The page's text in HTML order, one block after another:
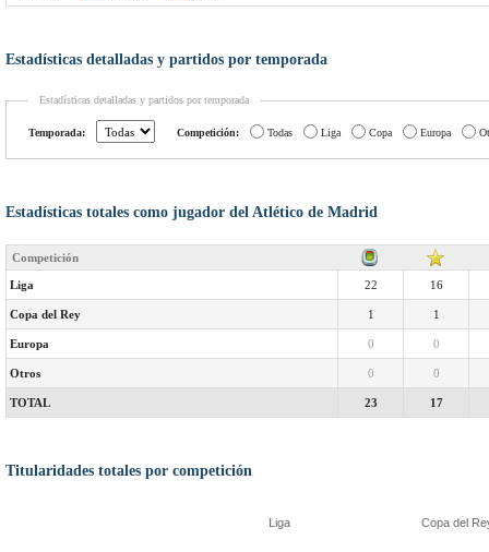
Estadísticas detalladas y partidos por temporada
Estadísticas detalladas y partidos por temporada
Temporada: Competición: Todas Liga Copa Europa
Estadísticas totales como jugador del Atlético de Madrid
Competición
Liga 22 16
Copa del Rey 1 1
Europa 0 0
Otros 0 0
TOTAL 23 17
Titularidades totales por competición
Liga Copa del